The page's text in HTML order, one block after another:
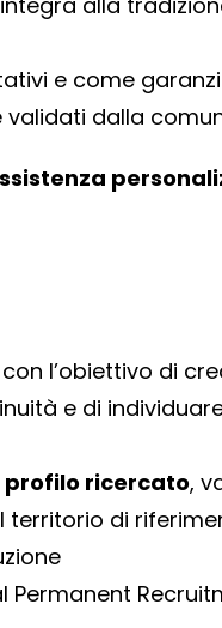
e come
dalla
l’obiettivo di
e di
ricercato,
territorio di
Permanent